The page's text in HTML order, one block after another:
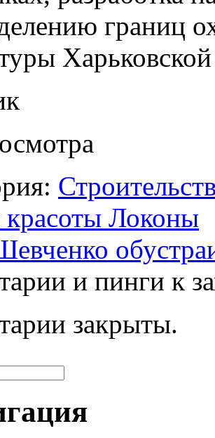
границ
Локоны
и пинги к
закрыты.